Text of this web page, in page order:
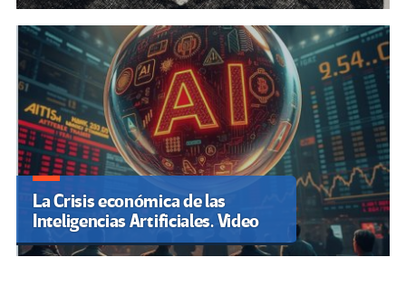
La Crisis económica de las
Inteligencias Artificiales. Video